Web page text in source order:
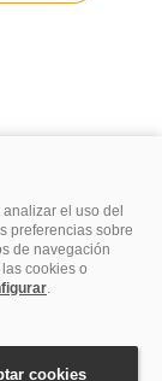
reservados.